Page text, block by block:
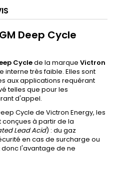
Deep Cycle
Cyclede la marque Victron
interne très faible. Elles sont
aux applications requérant
telles que pour les
d'appel.
Cycle de Victron Energy, les
conçues à partir de la
Lead Acid) : du gaz
en cas de surcharge ou
l'avantage de ne